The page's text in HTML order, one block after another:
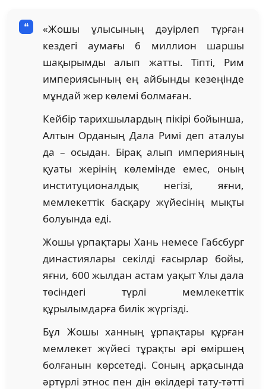
«Жошы ұлысының дәуірлеп тұрған
кездегі аумағы 6 миллион шаршы
шақырымды алып жатты. Тіпті, Рим
империясының ең айбынды кезеңінде
мұндай жер көлемі болмаған.
Кейбір тарихшылардың пікірі бойынша,
Алтын Орданың Дала Римі деп аталуы
да – осыдан. Бірақ алып империяның
қуаты жерінің көлемінде емес, оның
институционалдық негізі, яғни,
мемлекеттік басқару жүйесінің мықты
болуында еді.
Жошы ұрпақтары Хань немесе Габсбург
династиялары секілді ғасырлар бойы,
яғни, 600 жылдан астам уақыт Ұлы дала
төсіндегі түрлі мемлекеттік
құрылымдарға билік жүргізді.
Бұл Жошы ханның ұрпақтары құрған
мемлекет жүйесі тұрақты әрі өміршең
болғанын көрсетеді. Соның арқасында
әртүрлі этнос пен дін өкілдері тату-тәтті